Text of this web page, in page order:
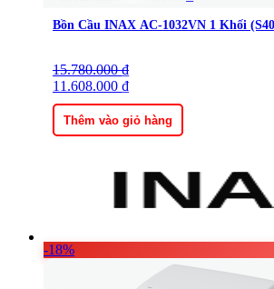
Bồn Cầu INAX AC-1032VN 1 Khối
15.780.000₫
Giá
gốc
là:
15.780.000 ₫.
11.608.000 ₫
Giá
hiện
tại
là:
11.608.000 ₫.
Thêm vào giỏ hàng
-18%